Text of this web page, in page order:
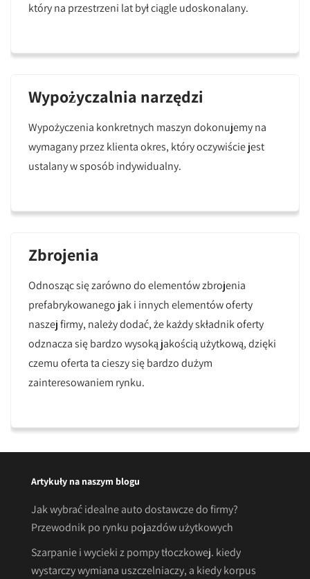
który na przestrzeni lat był ciągle udoskonalany.
Wypożyczalnia narzędzi
Wypożyczenia konkretnych maszyn dokonujemy na
wymagany przez klienta okres, który oczywiście jest
ustalany w sposób indywidualny.
Zbrojenia
Odnosząc się zarówno do elementów zbrojenia
prefabrykowanego jak i innych elementów oferty
naszej firmy, należy dodać, że każdy składnik oferty
odznacza się bardzo wysoką jakością użytkową, dzięki
czemu oferta ta cieszy się bardzo dużym
zainteresowaniem rynku.
Artykuły na naszym blogu
Jak wybrać idealne auto dostawcze do firmy?
Przewodnik po rynku pojazdów użytkowych
Szarpanie i wycieki z pompy tłoczkowej. kiedy
wystarczy wymiana uszczelniaczy, a kiedy korpus